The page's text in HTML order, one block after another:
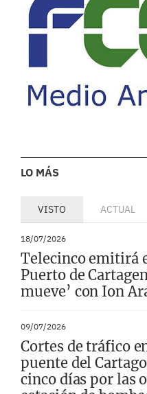
LO MÁS
VISTO ACTUAL
18/07/2026
Telecinco emitirá
Puerto de
mueve’ con Ion
09/07/2026
Cortes de tráfico
puente del
cinco días por las